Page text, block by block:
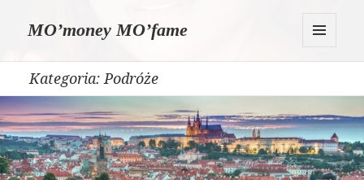
MO’money MO’fame
WIDGETY
Kategoria: Podróże